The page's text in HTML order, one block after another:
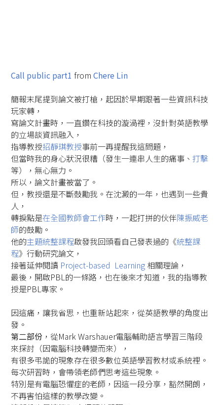
Call public part1 from Chere Lin
簡報末尾提到論文被打槍，起因於早期跟著一些資訊科技
玩家轉，
寫論文計畫時，一直鑽在科技的漩渦裡，沒針對英語教學
的立場談資訊融入，
指導教授招靜琪教授事前一再提醒我這問題，
但當時我的身心狀況很糟（發生一連串人生的痛事、 打擊
等），無心無力。
所以，論文計畫被當了。
但，教授還是不斷鼓勵我。在沈澱的一年，也遇到一些貴
人，
轉捩點是在全國教師會工作時，一起打拼的伙伴陳振威老
師的鼓勵。
他的主題統整課程啟發我回頭看自己發表過的《統整課
程》行動研究論文，
接著延伸閱讀 Project-based Learning 相關理論，
最後，開啟PBL的一條路，也在後來才知道，我的指導教
授是PBL專家。
因這痛，讓我省思，也重新站起來，從英語教學的角度出
發。
第二部份 ，從Mark Warshauer電腦輔助語言學習三階段
來探討（因電腦科技轉變而來），
有很多弔詭的現象存在很多數位英語學習教材或系統裡。
每次研習時，會帶領老師們思考這些現象。
特別是有電腦恐懼症的老師，因這一段分享，豁然開朗，
不再害怕這樣的教學改變。